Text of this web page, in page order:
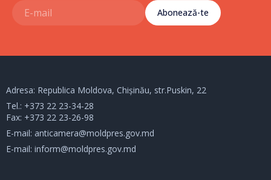
Abonează-te
Adresa: Republica Moldova, Chișinău, str.Puskin, 22
Tel.: +373 22 23-34-28
Fax: +373 22 23-26-98
E-mail: anticamera@moldpres.gov.md
E-mail: inform@moldpres.gov.md